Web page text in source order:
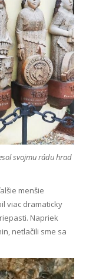
svojmu rádu hrad
menšie
viac dramaticky
Napriek
netlačili sme sa